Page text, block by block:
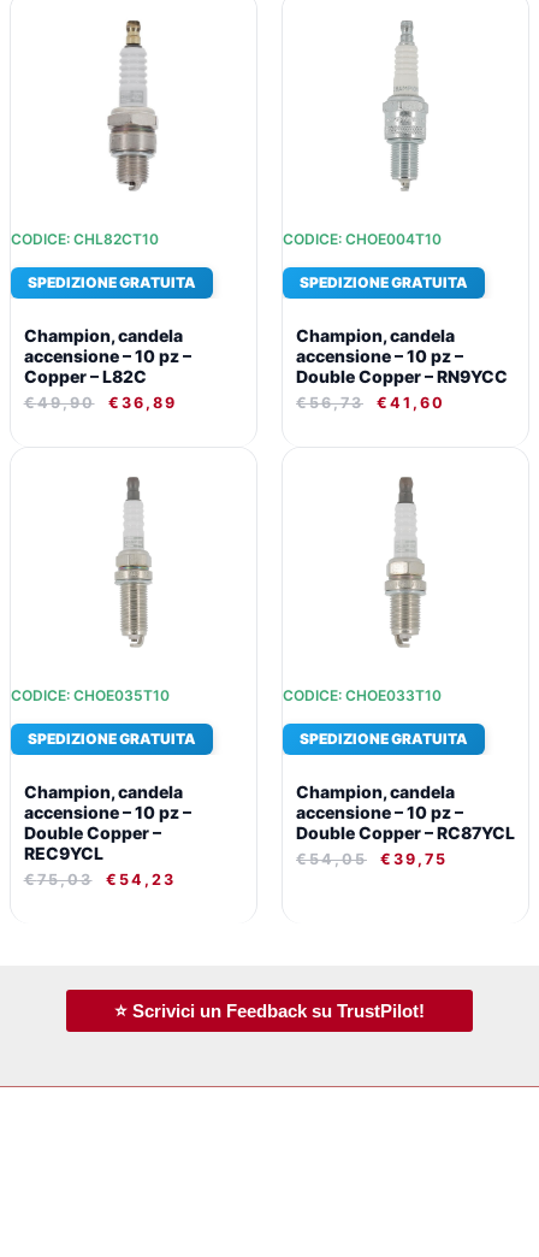
CODICE: CHL82CT10
SPEDIZIONE GRATUITA
Champion, candela
accensione – 10 pz –
Copper – L82C
€49,90
PREZZO
ORIGINALE
ERA:
€49,90.
€ 36,89
CODICE: CHOE004T10
SPEDIZIONE GRATUITA
Champion, candela
accensione – 10 pz –
Double Copper – RN9YCC
€56,73
PREZZO
ORIGINALE
ERA:
€56,73.
€ 41,60
CODICE: CHOE035T10
SPEDIZIONE GRATUITA
Champion, candela
accensione – 10 pz –
Double Copper –
REC9YCL
€75,03
PREZZO
ORIGINALE
ERA:
€75,03.
€ 54,23
CODICE: CHOE033T10
SPEDIZIONE GRATUITA
Champion, candela
accensione – 10 pz –
Double Copper – RC87YCL
€54,05
PREZZO
ORIGINALE
€54,05.
€ 39,75
⭐ Scrivici un Feedback su TrustPilot!